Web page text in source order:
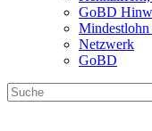
GoBD
Mindestlohn
Netzwerk
GoBD